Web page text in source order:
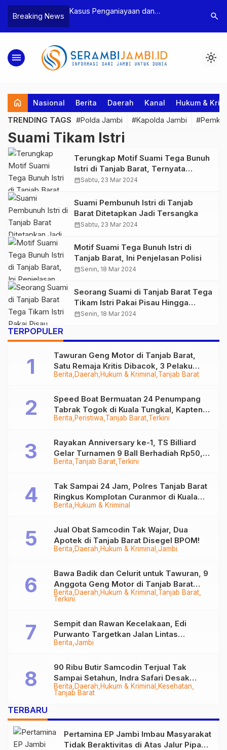
Breaking News
Bea Cukai
Pelaku beserta
dan 146 Gram
Kasus Penganiayaan dan
Tebo Tetapkan Dua Tersangka
Polres
Dua
search
menu light_mode
home Nasional Berita Daerah Kanal Hukum &
TRENDING TAGS #Polda Jambi #Kapolda Jambi
Suami Tikam Istri
Terungkap Motif Suami Tega Bunuh
Istri di Tanjab Barat, Ternyata
karena…
calendar_monthSabtu, 23 Mar 2024
Suami Pembunuh Istri di Tanjab
Barat Ditetapkan Jadi Tersangka
calendar_monthSabtu, 23 Mar 2024
Motif Suami Tega Bunuh Istri di
Tanjab Barat, Ini Penjelasan Polisi
calendar_monthSenin, 18 Mar 2024
Seorang Suami di Tanjab Barat Tega
Tikam Istri Pakai Pisau Hingga
Tewas
calendar_monthSenin, 18 Mar 2024
TERPOPULER
Berita Daerah Hukum & Kriminal Tanjab Barat
Tawuran Geng Motor di Tanjab Barat,
Satu Remaja Kritis Dibacok, 3 Pelaku
Ditangkap
Berita Peristiwa Tanjab Barat Terkini
Speed Boat Bermuatan 24 Penumpang
Tabrak Togok di Kuala Tungkal, Kapten
Sempat Hilang
Berita Tanjab Barat Terkini
Rayakan Anniversary ke-1, TS Billiard
Gelar Turnamen 9 Ball Berhadiah Rp50,8
Juta
Berita Hukum & Kriminal
Tak Sampai 24 Jam, Polres Tanjab Barat
Ringkus Komplotan Curanmor di Kuala
Tungkal
Berita Daerah Hukum & Kriminal Jambi
Jual Obat Samcodin Tak Wajar, Dua
Apotek di Tanjab Barat Disegel BPOM!
Berita Daerah Hukum & Kriminal Tanjab Barat
Terkini
Bawa Badik dan Celurit untuk Tawuran, 9
Anggota Geng Motor di Tanjab Barat
Diringkus
Berita Jambi
Sempit dan Rawan Kecelakaan, Edi
Purwanto Targetkan Jalan Lintas
Tungkal-Jambi Mulus di 2028
Berita Daerah Hukum & Kriminal
Kesehatan
Tanjab Barat
90 Ribu Butir Samcodin Terjual Tak
Sampai Setahun, Indra Safari Desak
Audit Menyeluruh
TERBARU
Pertamina EP Jambi Imbau Masyarakat
Tidak Beraktivitas di Atas Jalur Pipa